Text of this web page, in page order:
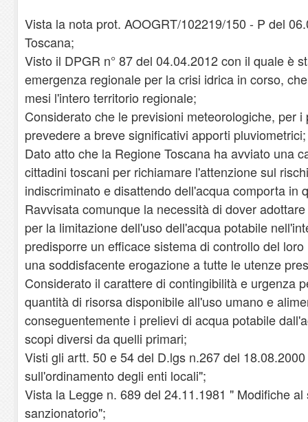
Vista la nota prot. AOOGRT/102219/150 - P del
Toscana;
Visto il DPGR n° 87 del 04.04.2012 con il quale è
emergenza regionale per la crisi idrica in corso,
mesi l'intero territorio regionale;
Considerato che le previsioni meteorologiche, per
prevedere a breve significativi apporti pluviometrici;
Dato atto che la Regione Toscana ha avviato una
cittadini toscani per richiamare l'attenzione sul
indiscriminato e disattendo dell'acqua comporta in
Ravvisata comunque la necessità di dover
per la limitazione dell'uso dell'acqua potabile
predisporre un efficace sistema di controllo del
una soddisfacente erogazione a tutte le utenze
Considerato il carattere di contingibilità e urgenza
quantità di risorsa disponibile all'uso umano e
conseguentemente i prelievi di acqua potabile
scopi diversi da quelli primari;
Visti gli artt. 50 e 54 del D.lgs n.267 del
sull'ordinamento degli enti locali";
Vista la Legge n. 689 del 24.11.1981 " Modifiche
sanzionatorio";